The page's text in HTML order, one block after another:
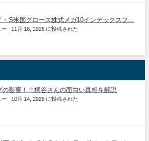
・S米国グロース株式メガ10インデックスフ...
ー | 11月 16, 2025 に投稿された
の影響！？桐谷さんの面白い真相を解説
ー | 10月 14, 2025 に投稿された